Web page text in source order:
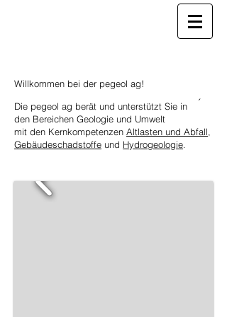
Willkommen bei der pegeol ag!
Die pegeol ag berät und unterstützt Sie in
den Bereichen Geologie und Umwelt
mit den Kernkompetenzen Altlasten und Abfall,
Gebäudeschadstoffe und Hydrogeologie.
´